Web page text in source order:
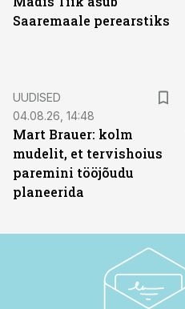
Saaremaale perearstiks
UUDISED
04.08.26, 14:48
Mart Brauer: kolm
mudelit, et tervishoius
paremini tööjõudu
planeerida